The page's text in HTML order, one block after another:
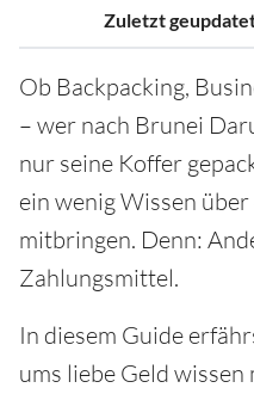
Zuletzt
Ob Backpacking,
– wer nach Brunei
nur seine Koffer
ein wenig Wissen
mitbringen. Denn:
Zahlungsmittel.
In diesem Guide
ums liebe Geld